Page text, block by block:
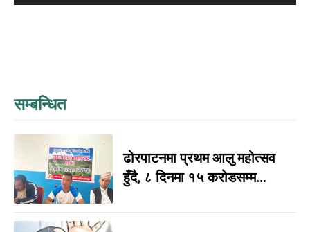
सम्बन्धित
ढोरपाटनमा प्रथम आलु महोत्सव
हुँदै, ८ दिनमा १५ करोडसम्म...